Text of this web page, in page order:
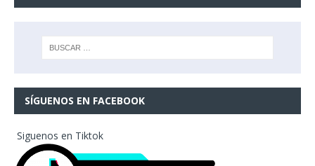
SÍGUENOS EN FACEBOOK
Siguenos en Tiktok